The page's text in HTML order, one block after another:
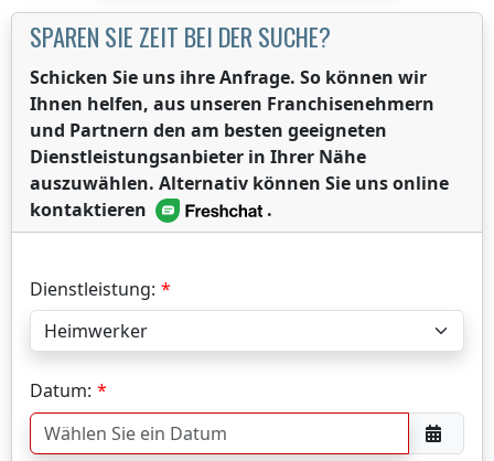
SPAREN SIE ZEIT BEI DER SUCHE?
Schicken Sie uns ihre Anfrage. So können wir
Ihnen helfen, aus unseren Franchisenehmern
und Partnern den am besten geeigneten
Dienstleistungsanbieter in Ihrer Nähe
auszuwählen. Alternativ können Sie uns online
kontaktieren
.
Dienstleistung:
Datum: